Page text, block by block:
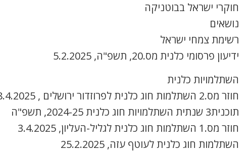
חוקרי ישראל בבוטניקה
נושאים
רשימת צמחי ישראל
ידיעון פרסומי כלנית מס.20, תשפ"ה, 5.2.2025
השתלמויות כלנית
חוזר מס.2 השתלמות חוג כלנית לפרוזדור ירושלים , 8.4.2025
תוכנית3 שנתית השתלמויות חוג כלנית 2024-25, תשפ"ה
חוזר מס.1 השתלמות חוג כלנית לגליל-העליון, 3.4.2025
השתלמות חוג כלנית לעוטף עזה, 25.2.2025